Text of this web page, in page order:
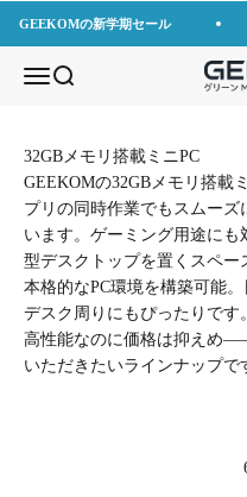
コンテンツへスキップ
GEEKOMの新学期セール
メニューを開く
検索を開く
32GBメモリ搭載ミニPC
GEEKOMの32GBメモリ搭載
プリの同時作業でもスムー
います。ゲーミング用途に
型デスクトップを置くスペ
本格的なPC環境を構築可能
デスク周りにもぴったりです。
高性能なのに価格は抑えめ
いただきたいラインナップで